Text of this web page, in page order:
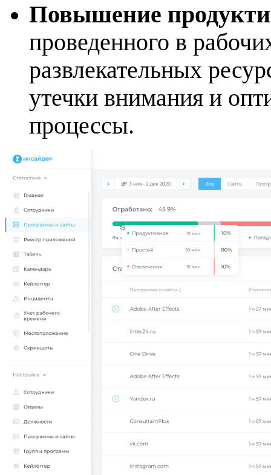
Повышение
проведенного в
развлекательных
утечки внимания и
процессы.